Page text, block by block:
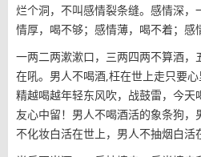
烂个洞，不叫感情裂条缝。感情深，
情厚，喝不够；感情薄，喝不着；感
一两二两漱漱口，三两四两不算酒，
在吼。男人不喝酒,枉在世上走只要
精越喝越年轻东风吹，战鼓雷，今天
友心中留！男人不喝酒活的象条狗，
不化妆白活在世上，男人不抽烟白活